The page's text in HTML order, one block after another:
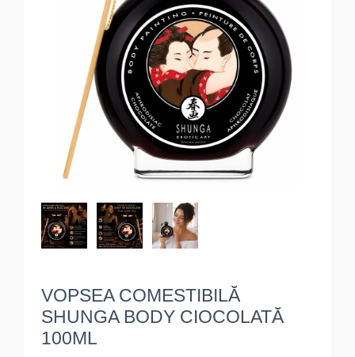
VOPSEA COMESTIBILĂ
SHUNGA BODY CIOCOLATĂ
100ML